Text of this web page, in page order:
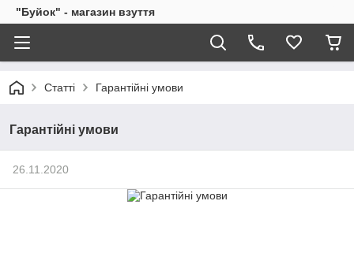
"Буйок" - магазин взуття
Статті Гарантійні умови
Гарантійні умови
26.11.2020